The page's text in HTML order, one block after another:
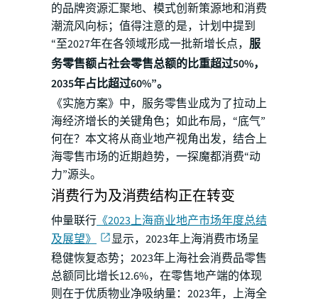
的品牌资源汇聚地、模式创新策源地和消费
潮流风向标；值得注意的是，计划中提到
“至2027年在各领域形成一批新增长点， 服
务零售额占社会零售总额的比重超过50%，
2035年占比超过60%”。
《实施方案》中，服务零售业成为了拉动上
海经济增长的关键角色；如此布局，“底气”
何在？本文将从商业地产视角出发，结合上
海零售市场的近期趋势，一探魔都消费“动
力”源头。
消费行为及消费结构正在转变
仲量联行 《2023上海商业地产市场年度总结
及展望》
显示，2023年上海消费市场呈
稳健恢复态势；2023年上海社会消费品零售
总额同比增长12.6%，在零售地产端的体现
则在于优质物业净吸纳量：2023年，上海全